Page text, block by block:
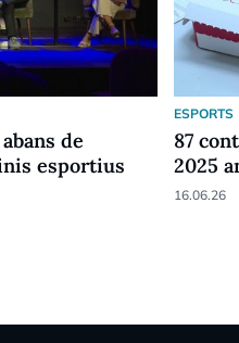
de
esportius
ESPORTS
87
2025
16.06.26